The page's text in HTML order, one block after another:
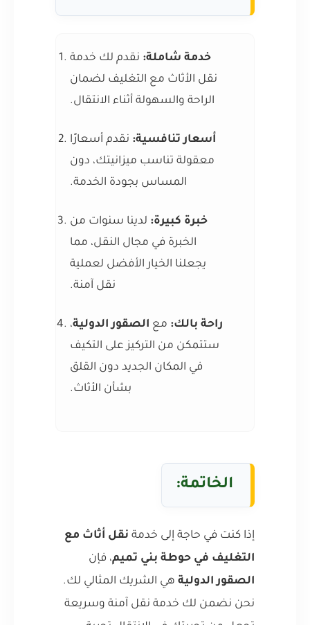
خدمة شاملة: نقدم لك خدمة
نقل الأثاث مع التغليف لضمان
الراحة والسهولة أثناء الانتقال.
أسعار تنافسية: نقدم أسعارًا
معقولة تناسب ميزانيتك، دون
المساس بجودة الخدمة.
خبرة كبيرة: لدينا سنوات من
الخبرة في مجال النقل، مما
يجعلنا الخيار الأفضل لعملية
نقل آمنة.
راحة بالك: مع الصقور الدولية،
ستتمكن من التركيز على التكيف
في المكان الجديد دون القلق
بشأن الأثاث.
الخاتمة:
إذا كنت في حاجة إلى خدمة نقل أثاث مع
التغليف في حوطة بني تميم، فإن
الصقور الدولية هي الشريك المثالي لك.
نحن نضمن لك خدمة نقل آمنة وسريعة